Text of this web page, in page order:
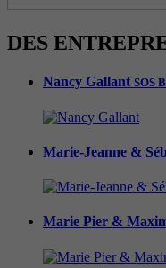
DES
Nancy Gallant SOS
Marie-Jeanne &
Marie Pier &